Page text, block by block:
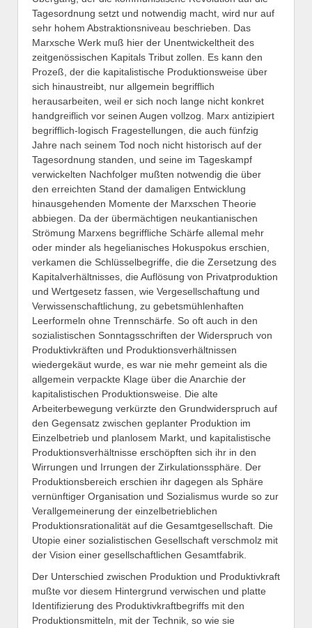
Tagesordnung setzt und notwendig macht, wird nur auf
sehr hohem Abstraktionsniveau beschrieben. Das
Marxsche Werk muß hier der Unentwickeltheit des
zeitgenössischen Kapitals Tribut zollen. Es kann den
Prozeß, der die kapitalistische Produktionsweise über
sich hinaustreibt, nur allgemein begrifflich
herausarbeiten, weil er sich noch lange nicht konkret
handgreiflich vor seinen Augen vollzog. Marx antizipiert
begrifflich-logisch Fragestellungen, die auch fünfzig
Jahre nach seinem Tod noch nicht historisch auf der
Tagesordnung standen, und seine im Tageskampf
verwickelten Nachfolger mußten notwendig die über
den erreichten Stand der damaligen Entwicklung
hinausgehenden Momente der Marxschen Theorie
abbiegen. Da der übermächtigen neukantianischen
Strömung Marxens begriffliche Schärfe allemal mehr
oder minder als hegelianisches Hokuspokus erschien,
verkamen die Schlüsselbegriffe, die die Zersetzung des
Kapitalverhältnisses, die Auflösung von Privatproduktion
und Wertgesetz fassen, wie Vergesellschaftung und
Verwissenschaftlichung, zu gebetsmühlenhaften
Leerformeln ohne Trennschärfe. So oft auch in den
sozialistischen Sonntagsschriften der Widerspruch von
Produktivkräften und Produktionsverhältnissen
wiedergekäut wurde, es war nie mehr gemeint als die
allgemein verpackte Klage über die Anarchie der
kapitalistischen Produktionsweise. Die alte
Arbeiterbewegung verkürzte den Grundwiderspruch auf
den Gegensatz zwischen geplanter Produktion im
Einzelbetrieb und planlosem Markt, und kapitalistische
Produktionsverhältnisse erschöpften sich ihr in den
Wirrungen und Irrungen der Zirkulationssphäre. Der
Produktionsbereich erschien ihr dagegen als Sphäre
vernünftiger Organisation und Sozialismus wurde so zur
Verallgemeinerung der einzelbetrieblichen
Produktionsrationalität auf die Gesamtgesellschaft. Die
Utopie einer sozialistischen Gesellschaft verschmolz mit
der Vision einer gesellschaftlichen Gesamtfabrik.
Der Unterschied zwischen Produktion und Produktivkraft
mußte vor diesem Hintergrund verwischen und platte
Identifizierung des Produktivkraftbegriffs mit den
Produktionsmitteln, mit der Technik, so wie sie